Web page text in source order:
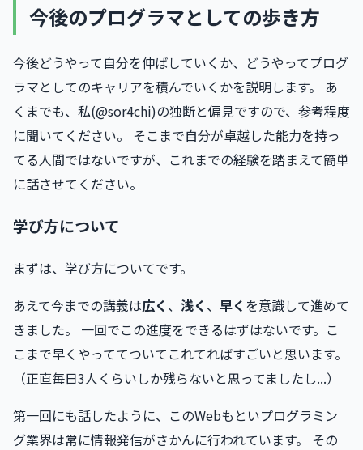
今後のプログラマとしての歩き方
今後どうやって自分を伸ばしていくか、どうやってプログ
ラマとしてのキャリアを積んでいくかを説明します。 あ
くまでも、私(@sor4chi)の独断と偏見ですので、参考程度
に聞いてください。 そこまで自分が卓越した能力を持っ
てる人間ではないですが、これまでの経験を踏まえて簡単
に話させてください。
学び方について
まずは、学び方についてです。
あえて今までの講義は広く 、 浅く 、 早く を意識して進めて
きました。 一回でこの進度をできるはずはないです。こ
こまで早くやっててついてこれてればすごいと思います。
（正直毎日3人くらいしか残らないと思ってましたし...）
第一回にも話したように、このWebもといプログラミン
グ業界は常に情報発信がさかんに行われています。 その